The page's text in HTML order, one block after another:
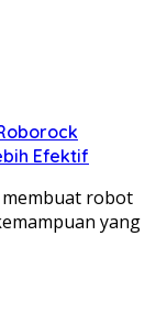
Efektif
robot
yang